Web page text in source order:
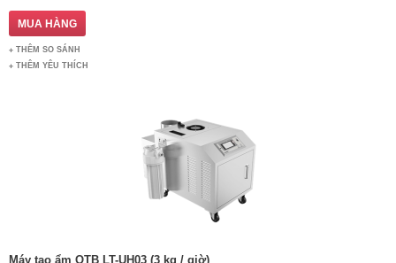
THÊM SO SÁNH
THÊM YÊU THÍCH
Máy tạo ẩm OTB LT-UH03 (3 kg / giờ)